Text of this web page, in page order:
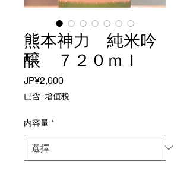
熊本神力 純米吟
醸 ７２０ｍｌ
JP¥2,000價
格
已含 增值税
内容量 *